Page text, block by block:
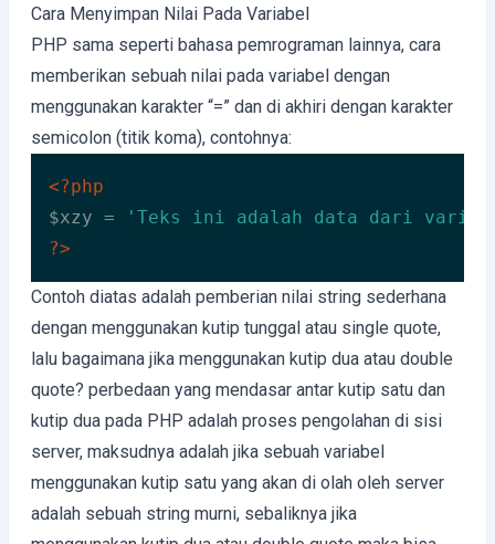
Cara Menyimpan Nilai Pada Variabel
PHP sama seperti bahasa pemrograman lainnya, cara
memberikan sebuah nilai pada variabel dengan
menggunakan karakter “=” dan di akhiri dengan karakter
semicolon (titik koma), contohnya:
<?php
$xzy =
'Teks ini adalah data dari
?>
Code language: HTML, XML (xml)
Contoh diatas adalah pemberian nilai string sederhana
dengan menggunakan kutip tunggal atau single quote,
lalu bagaimana jika menggunakan kutip dua atau double
quote? perbedaan yang mendasar antar kutip satu dan
kutip dua pada PHP adalah proses pengolahan di sisi
server, maksudnya adalah jika sebuah variabel
menggunakan kutip satu yang akan di olah oleh server
adalah sebuah string murni, sebaliknya jika